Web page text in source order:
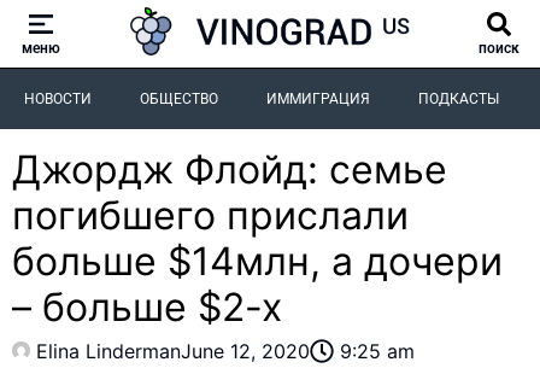
меню поиск
НОВОСТИ ОБЩЕСТВО ИММИГРАЦИЯ ПОДКАСТЫ
Джордж Флойд: семье
погибшего прислали
больше $14млн, а дочери
– больше $2-х
Elina LindermanJune 12, 2020 9:25 am